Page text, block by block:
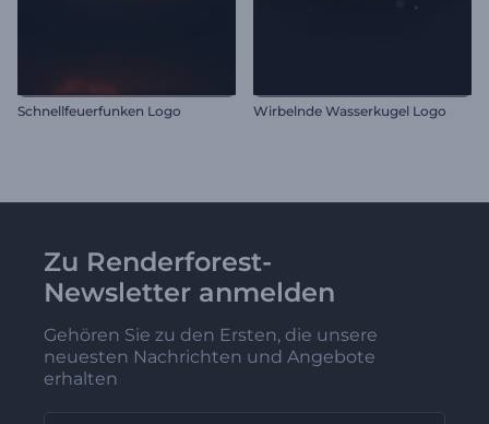
Schnellfeuerfunken Logo Wirbelnde Wasserkugel Logo
Zu Renderforest-
Newsletter anmelden
Gehören Sie zu den Ersten, die unsere
neuesten Nachrichten und Angebote
erhalten